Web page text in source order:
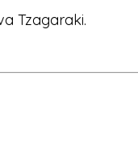
Tzagaraki.